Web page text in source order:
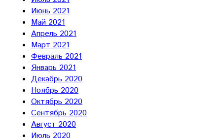
Июнь 2021
Май 2021
Апрель 2021
Март 2021
Февраль 2021
Январь 2021
Декабрь 2020
Ноябрь 2020
Октябрь 2020
Сентябрь 2020
Август 2020
Июль 2020